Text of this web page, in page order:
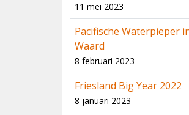
11 mei 2023
Pacifische Waterpieper
Waard
8 februari 2023
Friesland Big Year 2022
8 januari 2023